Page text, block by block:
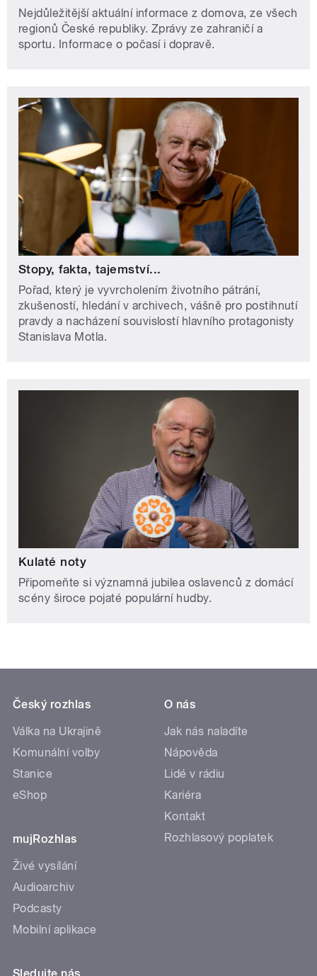
Nejdůležitější aktuální informace z domova, ze všech
regionů České republiky. Zprávy ze zahraničí a
sportu. Informace o počasí i dopravě.
Stopy, fakta, tajemství...
Pořad, který je vyvrcholením životního pátrání,
zkušeností, hledání v archivech, vášně pro postihnutí
pravdy a nacházení souvislostí hlavního protagonisty
Stanislava Motla.
Kulaté noty
Připomeňte si významná jubilea oslavenců z domácí
scény široce pojaté populární hudby.
Český rozhlas
Válka na Ukrajině
Komunální volby
Stanice
eShop
mujRozhlas
Živé vysílání
Audioarchiv
Podcasty
Mobilní aplikace
O nás
Jak nás naladíte
Nápověda
Lidé v rádiu
Kariéra
Kontakt
Rozhlasový poplatek